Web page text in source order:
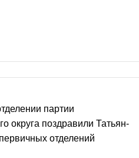
партии
округа поздравили Татьян-
отделений